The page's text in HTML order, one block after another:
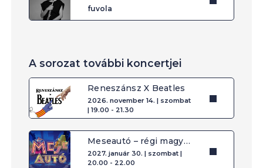
fuvola
A sorozat további koncertjei
Reneszánsz X Beatles
2026. november 14. | szombat
| 19.00 - 21.30
Meseautó – régi magyar filmslágerek
2027. január 30. | szombat |
20.00 - 22.00